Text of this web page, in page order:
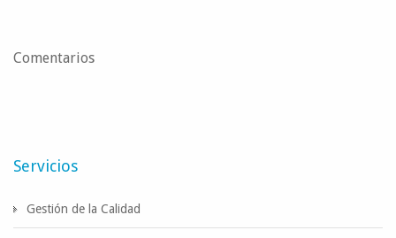
Comentarios
Servicios
Gestión de la Calidad